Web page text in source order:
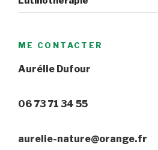
ME CONTACTER
Aurélie Dufour
06 73 71 34 55
aurelie-nature@orange.fr